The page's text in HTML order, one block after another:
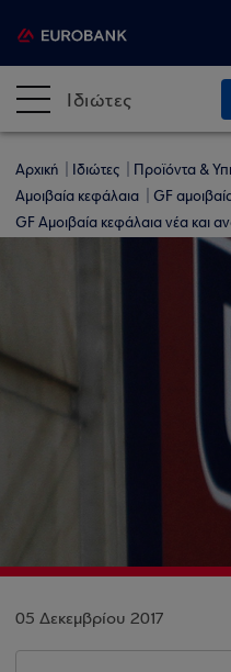
Ιδιώτες
Αρχική Ιδιώτες Προϊόντα &
Αμοιβαία κεφάλαια
GF
GF Αμοιβαία κεφάλαια νέα και
05 Δεκεμβρίου 2017